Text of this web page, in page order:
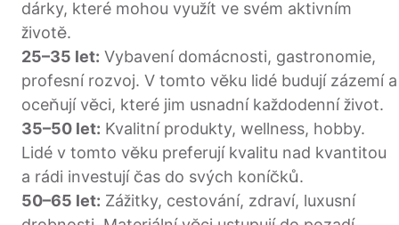
dárky, které mohou využít ve svém aktivním
životě.
25–35 let: Vybavení domácnosti, gastronomie,
profesní rozvoj. V tomto věku lidé budují zázemí a
oceňují věci, které jim usnadní každodenní život.
35–50 let: Kvalitní produkty, wellness, hobby.
Lidé v tomto věku preferují kvalitu nad kvantitou
a rádi investují čas do svých koníčků.
50–65 let: Zážitky, cestování, zdraví, luxusní